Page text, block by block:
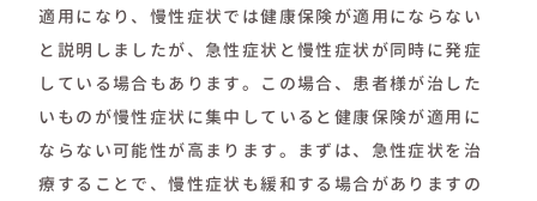
適用になり、慢性症状では健康保険が適用にならない
と説明しましたが、急性症状と慢性症状が同時に発症
している場合もあります。この場合、患者様が治した
いものが慢性症状に集中していると健康保険が適用に
ならない可能性が高まります。まずは、急性症状を治
療することで、慢性症状も緩和する場合がありますの